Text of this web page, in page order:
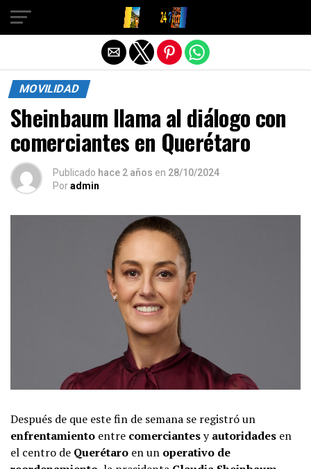
MOVILIDAD
Sheinbaum llama al diálogo con
comerciantes en Querétaro
Publicado hace 2 años en 28/10/2024
Poradmin
Después de que este fin de semana se registró un
enfrentamiento entre comerciantesyautoridades en
el centro de Querétaro en un operativo de
Salir de la versión móvil